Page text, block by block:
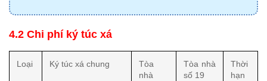
4.2 Chi phí ký túc xá
Loại Ký túc xá chung
Tòa
nhà
Tòa nhà
số 19
Thời
hạn